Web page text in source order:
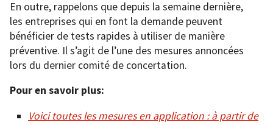
En outre, rappelons que depuis la semaine dernière,
les entreprises qui en font la demande peuvent
bénéficier de tests rapides à utiliser de manière
préventive. Il s’agit de l’une des mesures annoncées
lors du dernier comité de concertation.
Pour en savoir plus:
Voici toutes les mesures en application : à partir de